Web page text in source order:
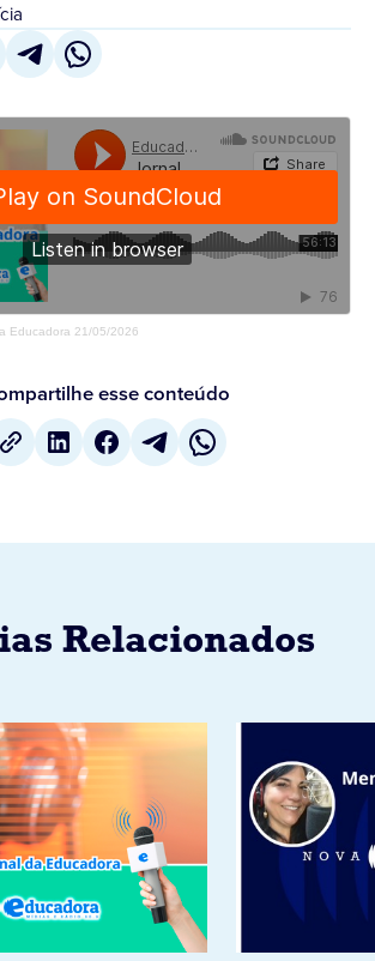
Educadora 21/05/2026
esse conteúdo
Relacionados